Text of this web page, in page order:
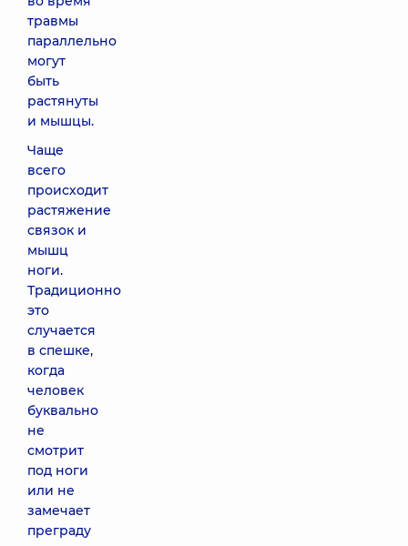
травмы
параллельно
могут
быть
растянуты
и мышцы.
Чаще
всего
происходит
растяжение
связок и
мышц
ноги.
Традиционно
это
случается
в спешке,
когда
человек
буквально
не
смотрит
под ноги
или не
замечает
преграду